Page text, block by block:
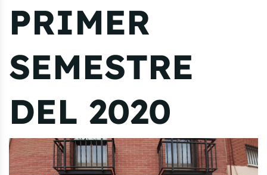
PRIMER
SEMESTRE
DEL 2020